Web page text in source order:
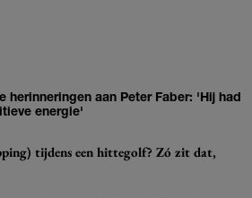
herinneringen aan Peter Faber: 'Hij had
energie'
tijdens een hittegolf? Zó zit dat,